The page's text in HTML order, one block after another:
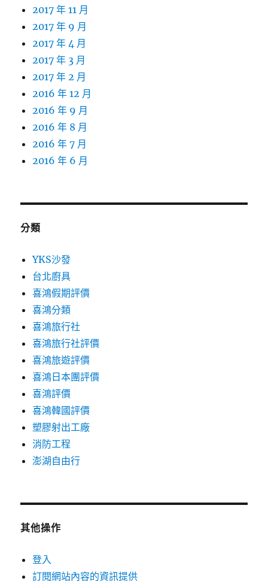
2017 年 11 月
2017 年 9 月
2017 年 4 月
2017 年 3 月
2017 年 2 月
2016 年 12 月
2016 年 9 月
2016 年 8 月
2016 年 7 月
2016 年 6 月
分類
YKS沙發
台北廚具
喜鴻假期評價
喜鴻分類
喜鴻旅行社
喜鴻旅行社評價
喜鴻旅遊評價
喜鴻日本團評價
喜鴻評價
喜鴻韓國評價
塑膠射出工廠
消防工程
澎湖自由行
其他操作
登入
訂閱網站內容的資訊提供